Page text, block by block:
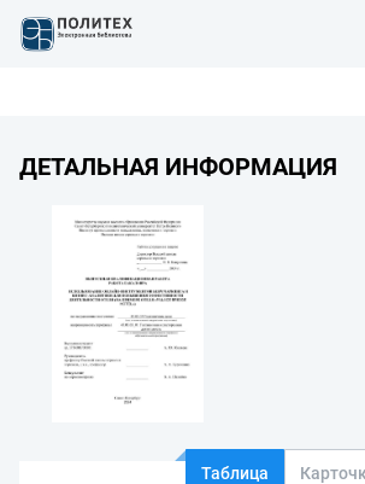
ДЕТАЛЬНАЯ ИНФОРМАЦИЯ
Таблица